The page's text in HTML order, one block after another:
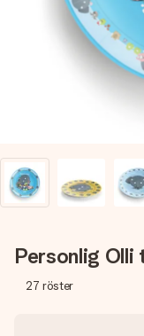
namn, ditt foto
hennes hjärta.
Personlig Olli
27 röster